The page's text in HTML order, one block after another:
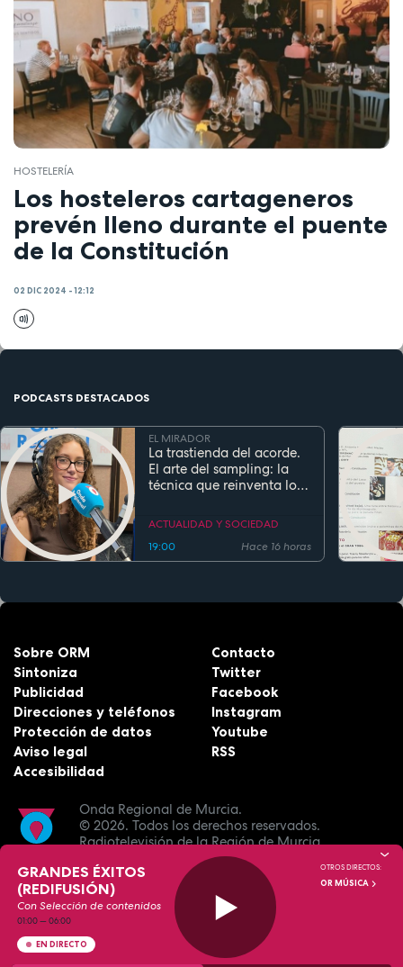
HOSTELERÍA
Los hosteleros cartageneros
prevén lleno durante el puente
de la Constitución
02 DIC 2024 - 12:12
PODCASTS DESTACADOS
EL MIRADOR
La trastienda del acorde.
El arte del sampling: la
técnica que reinventa los
actual
ACTUALIDAD Y SOCIEDAD
19:00
Hace 16 horas
Onda Regional de Murcia.
© 2026. Todos los derechos reservados.
Radiotelevisión de la Región de Murcia.
Sobre ORM
Sintoniza
Publicidad
Direcciones y teléfonos
Protección de datos
Aviso legal
Accesibilidad
Contacto
Twitter
Facebook
Instagram
Youtube
RSS
GRANDES ÉXITOS
(REDIFUSIÓN)
Con Selección de contenidos
01:00—06:00
EN DIRECTO
OTROS DIRECTOS:
OR MÚSICA